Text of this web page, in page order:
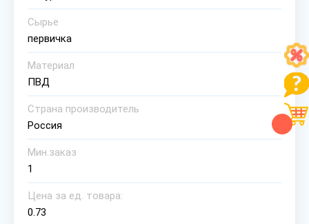
Сырье
первичка
Материал
ПВД
Страна производитель
Россия
Мин.заказ
1
Цена за ед. товара:
0.73